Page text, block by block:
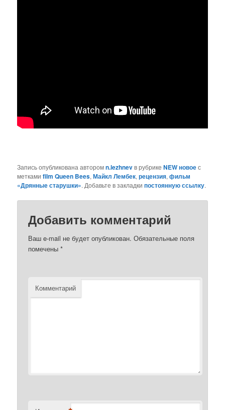
Запись опубликована авторомn.lezhnevв рубрикеNEW новоес
меткамиfilm Queen Bees,Майкл Лембек,рецензия,фильм
«Дрянные старушки». Добавьте в закладкипостоянную ссылку.
Добавить комментарий
Ваш e-mail не будет опубликован. Обязательные поля
помечены*
Комментарий